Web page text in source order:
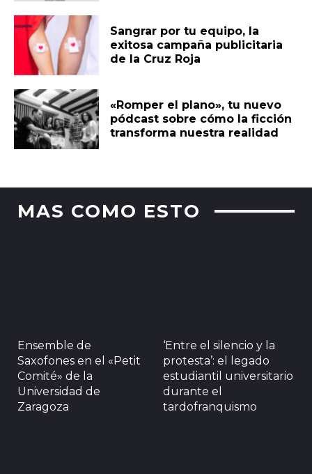
Sangrar por tu equipo, la
exitosa campaña publicitaria
de la Cruz Roja
«Romper el plano», tu nuevo
pódcast sobre cómo la ficción
transforma nuestra realidad
MAS COMO ESTO
Ensemble de
Saxofones en el «Petit
Comité» de la
Universidad de
Zaragoza
‘Entre el silencio y la
protesta’: el legado
estudiantil universitario
durante el
tardofranquismo